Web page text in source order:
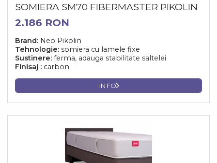
SOMIERA SM70 FIBERMASTER PIKOLIN
2.186 RON
Brand: Neo Pikolin
Tehnologie: somiera cu lamele fixe
Sustinere: ferma, adauga stabilitate saltelei
Finisaj : carbon
INFO